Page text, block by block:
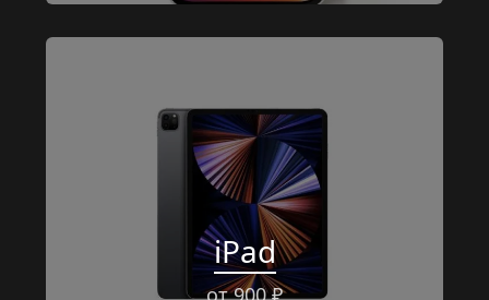
iPad
от 900 ₽